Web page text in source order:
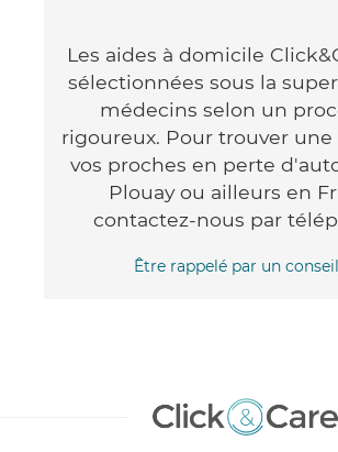
Les aides à domicile
sélectionnées sous la
médecins selon un
rigoureux. Pour trouver
vos proches en perte
Plouay ou ailleurs en
contactez-nous par
Être rappelé par un